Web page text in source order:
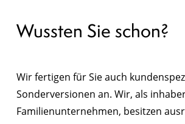
Wussten Sie schon?
Wir fertigen für Sie auch
Sonderversionen an. Wir, als
Familienunternehmen, besitzen